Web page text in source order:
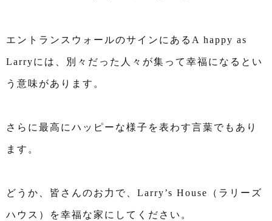
エントランスウォールのサインにあるA happy as
Larryには、 別々だった人々が集って幸福になるとい
う意味があります。
さらに最高にハッピーな様子を表わす言葉でもあり
ます。
どうか、皆さんのお力で、Larry’s House（ラリーズ
ハウス）を幸福な家にしてください。